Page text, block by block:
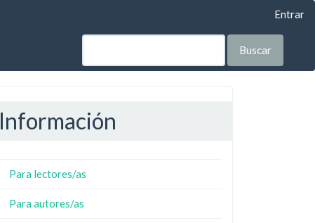
Entrar
Buscar
Información
Para lectores/as
Para autores/as